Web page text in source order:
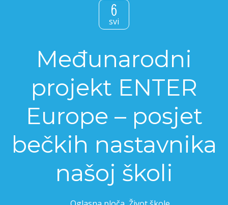
6
svi
Međunarodni
projekt ENTER
Europe – posjet
bečkih nastavnika
našoj školi